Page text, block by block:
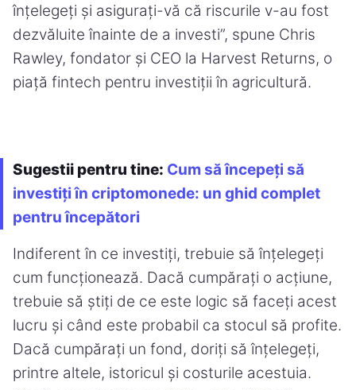
înțelegeți și asigurați-vă că riscurile v-au fost
dezvăluite înainte de a investi”, spune Chris
Rawley, fondator și CEO la Harvest Returns, o
piață fintech pentru investiții în agricultură.
Sugestii pentru tine: Cum să începeți să
investiți în criptomonede: un ghid complet
pentru începători
Indiferent în ce investiți, trebuie să înțelegeți
cum funcționează. Dacă cumpărați o acțiune,
trebuie să știți de ce este logic să faceți acest
lucru și când este probabil ca stocul să profite.
Dacă cumpărați un fond, doriți să înțelegeți,
printre altele, istoricul și costurile acestuia.